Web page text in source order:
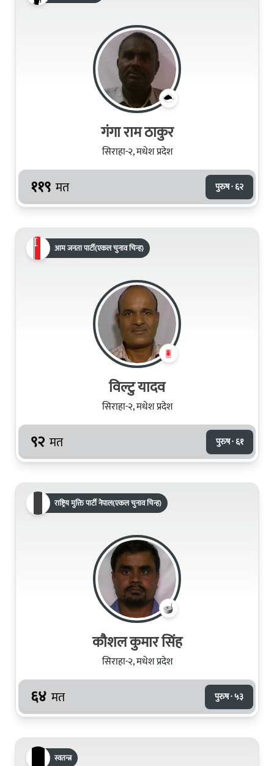
गंगा राम ठाकुर
सिराहा-२, मधेश प्रदेश
११९ मत पुरुष · ६२
आम जनता पार्टी(एकल चुनाव चिन्ह)
विल्टु यादव
सिराहा-२, मधेश प्रदेश
९२ मत पुरुष · ६१
राष्ट्रिय मुक्ति पार्टी नेपाल(एकल चुनाव चिन्ह)
कौशल कुमार सिंह
सिराहा-२, मधेश प्रदेश
६४ मत पुरुष · ५३
स्वतन्त्र